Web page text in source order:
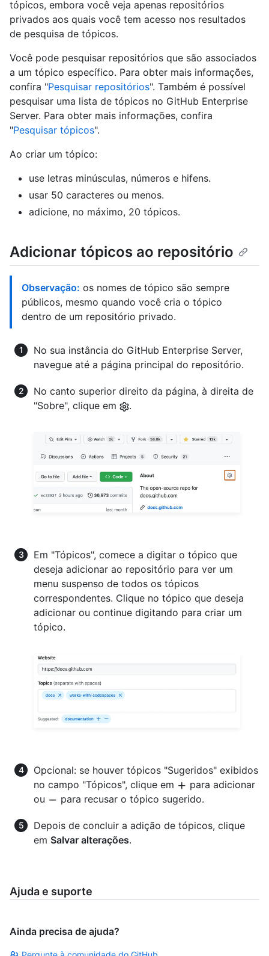
tópicos, embora você veja apenas repositórios
privados aos quais você tem acesso nos resultados
de pesquisa de tópicos.
Você pode pesquisar repositórios que são associados
a um tópico específico. Para obter mais informações,
confira "Pesquisar repositórios". Também é possível
pesquisar uma lista de tópicos no GitHub Enterprise
Server. Para obter mais informações, confira
"Pesquisar tópicos".
Ao criar um tópico:
use letras minúsculas, números e hifens.
usar 50 caracteres ou menos.
adicione, no máximo, 20 tópicos.
Adicionar tópicos ao repositório
Observação: os nomes de tópico são sempre
públicos, mesmo quando você cria o tópico
dentro de um repositório privado.
No sua instância do GitHub Enterprise Server,
navegue até a página principal do repositório.
No canto superior direito da página, à direita de
"Sobre", clique em
.
Em "Tópicos", comece a digitar o tópico que
deseja adicionar ao repositório para ver um
menu suspenso de todos os tópicos
correspondentes. Clique no tópico que deseja
adicionar ou continue digitando para criar um
tópico.
Opcional: se houver tópicos "Sugeridos" exibidos
no campo "Tópicos", clique em
para adicionar
ou
para recusar o tópico sugerido.
Depois de concluir a adição de tópicos, clique
em Salvar alterações.
Ajuda e suporte
Ainda precisa de ajuda?